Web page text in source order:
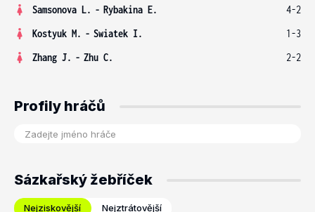
Samsonova L. - Rybakina E.
4-2
Kostyuk M. - Swiatek I.
1-3
Zhang J. - Zhu C. 2-2
Profily hráčů
Sázkařský žebříček
Nejziskovější Nejztrátovější